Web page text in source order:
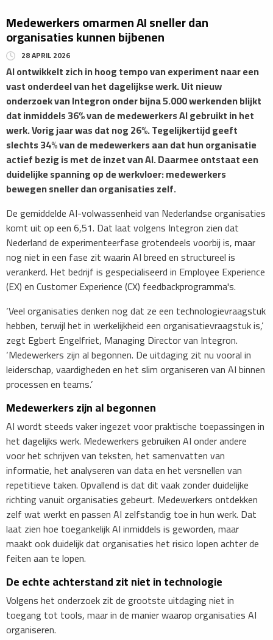
Medewerkers omarmen AI sneller dan
organisaties kunnen bijbenen
28 APRIL 2026
​AI ontwikkelt zich in hoog tempo van experiment naar een
vast onderdeel van het dagelijkse werk. Uit nieuw
onderzoek van Integron onder bijna 5.000 werkenden blijkt
dat inmiddels 36% van de medewerkers AI gebruikt in het
werk. Vorig jaar was dat nog 26%. Tegelijkertijd geeft
slechts 34% van de medewerkers aan dat hun organisatie
actief bezig is met de inzet van AI. Daarmee ontstaat een
duidelijke spanning op de werkvloer: medewerkers
bewegen sneller dan organisaties zelf.
De gemiddelde AI-volwassenheid van Nederlandse organisaties
komt uit op een 6,51. Dat laat volgens Integron zien dat
Nederland de experimenteerfase grotendeels voorbij is, maar
nog niet in een fase zit waarin AI breed en structureel is
verankerd. Het bedrijf is gespecialiseerd in Employee Experience
(EX) en Customer Experience (CX) feedbackprogramma's.
‘Veel organisaties denken nog dat ze een technologievraagstuk
hebben, terwijl het in werkelijkheid een organisatievraagstuk is,’
zegt Egbert Engelfriet, Managing Director van Integron.
‘Medewerkers zijn al begonnen. De uitdaging zit nu vooral in
leiderschap, vaardigheden en het slim organiseren van AI binnen
processen en teams.’
Medewerkers zijn al begonnen
AI wordt steeds vaker ingezet voor praktische toepassingen in
het dagelijks werk. Medewerkers gebruiken AI onder andere
voor het schrijven van teksten, het samenvatten van
informatie, het analyseren van data en het versnellen van
repetitieve taken. Opvallend is dat dit vaak zonder duidelijke
richting vanuit organisaties gebeurt. Medewerkers ontdekken
zelf wat werkt en passen AI zelfstandig toe in hun werk. Dat
laat zien hoe toegankelijk AI inmiddels is geworden, maar
maakt ook duidelijk dat organisaties het risico lopen achter de
feiten aan te lopen.
De echte achterstand zit niet in technologie
Volgens het onderzoek zit de grootste uitdaging niet in
toegang tot tools, maar in de manier waarop organisaties AI
organiseren.